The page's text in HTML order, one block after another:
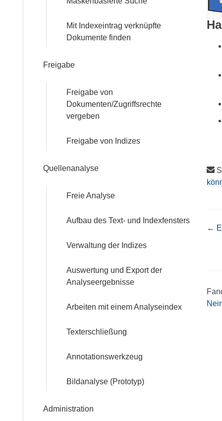
Mit Indexeintrag verknüpfte
Dokumente finden
Freigabe
Freigabe von
Dokumenten/Zugriffsrechte
vergeben
Freigabe von Indizes
Quellenanalyse
Freie Analyse
Aufbau des Text- und Indexfensters
Verwaltung der Indizes
Auswertung und Export der
Analyseergebnisse
Arbeiten mit einem Analyseindex
Texterschließung
Annotationswerkzeug
Bildanalyse (Prototyp)
Administration
←